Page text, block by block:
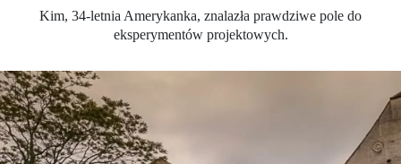
Kim, 34-letnia Amerykanka, znalazła prawdziwe pole do
eksperymentów projektowych.